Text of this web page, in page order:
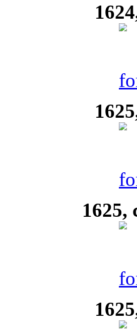
1625,